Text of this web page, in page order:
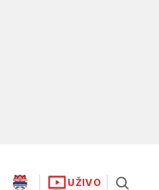
UŽIVO